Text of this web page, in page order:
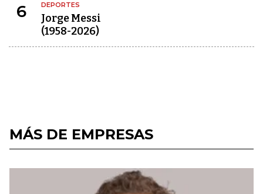
6 DEPORTES
Jorge Messi
(1958-2026)
MÁS DE EMPRESAS